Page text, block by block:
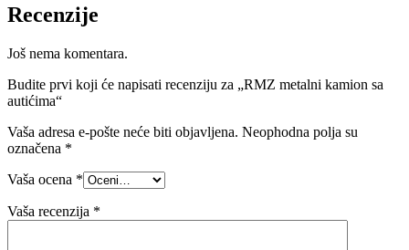
Recenzije
Još nema komentara.
Budite prvi koji će napisati recenziju za „RMZ metalni kamion sa
autićima“
Vaša adresa e-pošte neće biti objavljena. Neophodna polja su
označena *
Vaša ocena *
Vaša recenzija *